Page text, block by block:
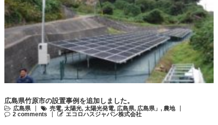
広島県竹原市の設置事例を追加しました。
広島県 売電, 太陽光, 太陽光発電, 広島県, 広島県」 , 農地
2 comments
エコロハスジャパン株式会社